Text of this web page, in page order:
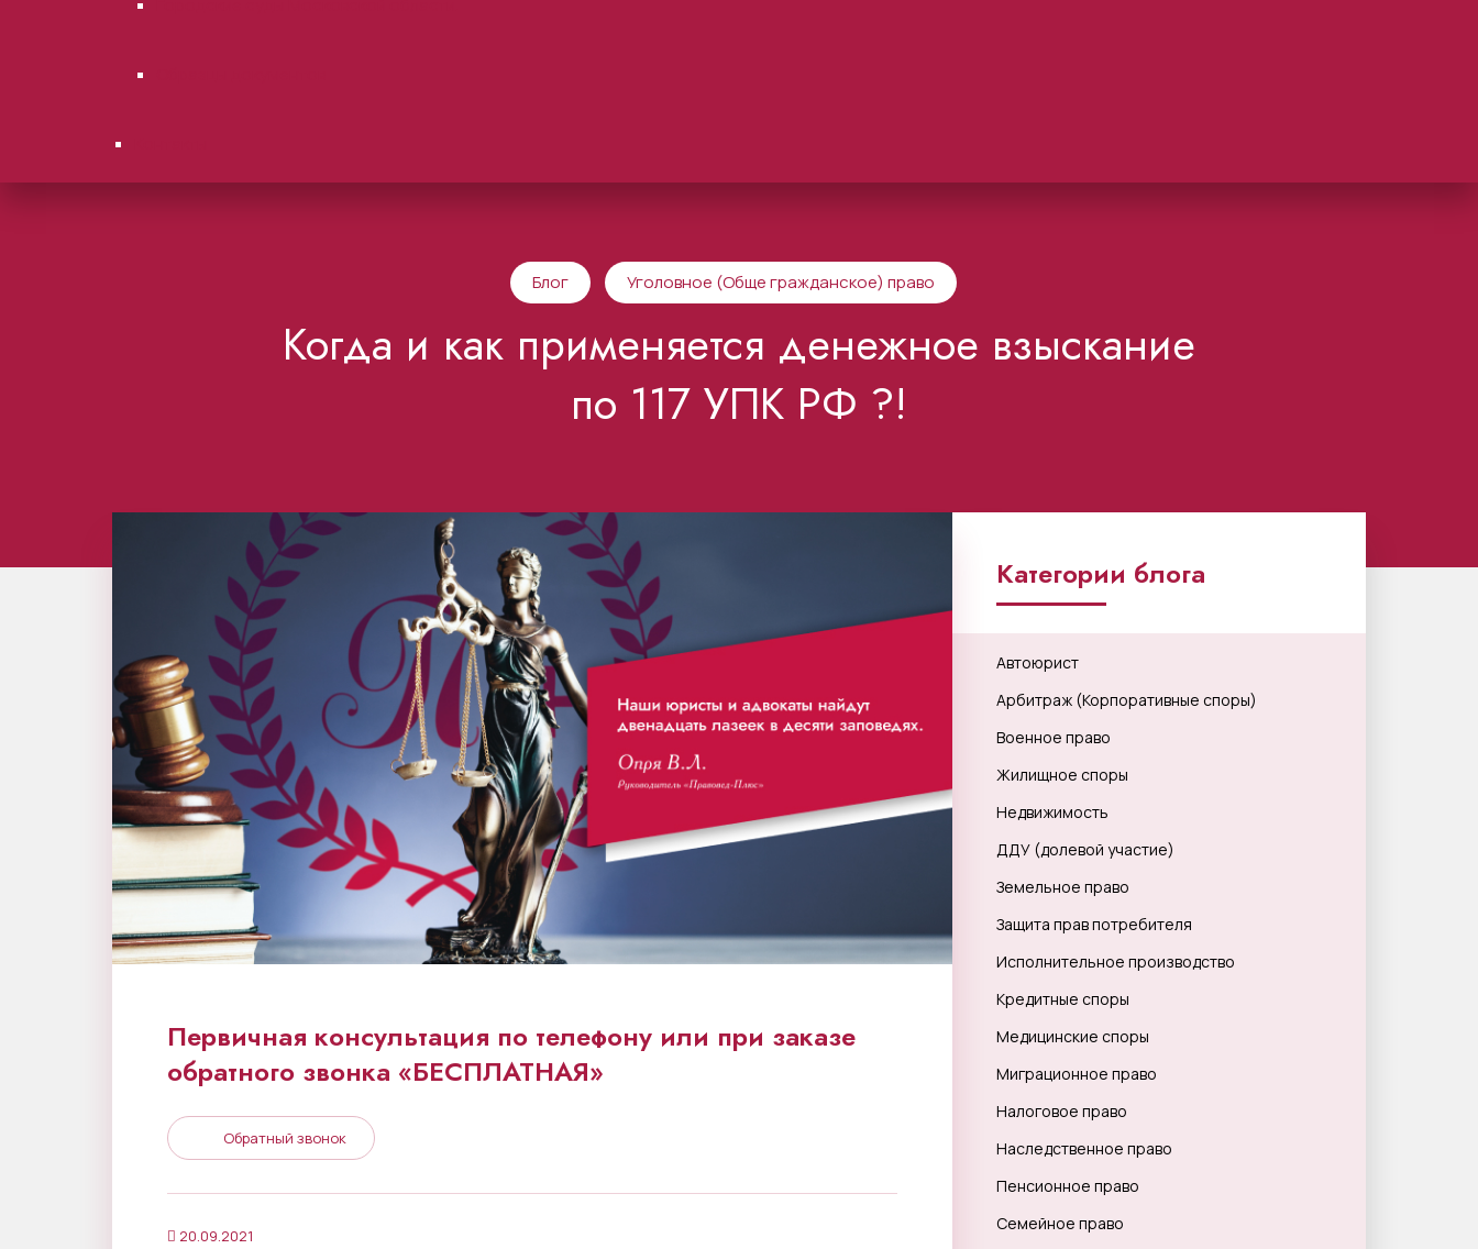
Блог Уголовное (Обще гражданское) право
Когда и как применяется денежное взыскание
по 117 УПК РФ ?!
Первичная консультация по телефону или при заказе
обратного звонка «БЕСПЛАТНАЯ»
Обратный звонок
20.09.2021
Категории блога
Автоюрист
Арбитраж (Корпоративные споры)
Военное право
Жилищное споры
Недвижимость
ДДУ (долевой участие)
Земельное право
Защита прав потребителя
Исполнительное производство
Кредитные споры
Медицинские споры
Миграционное право
Налоговое право
Наследственное право
Пенсионное право
Семейное право